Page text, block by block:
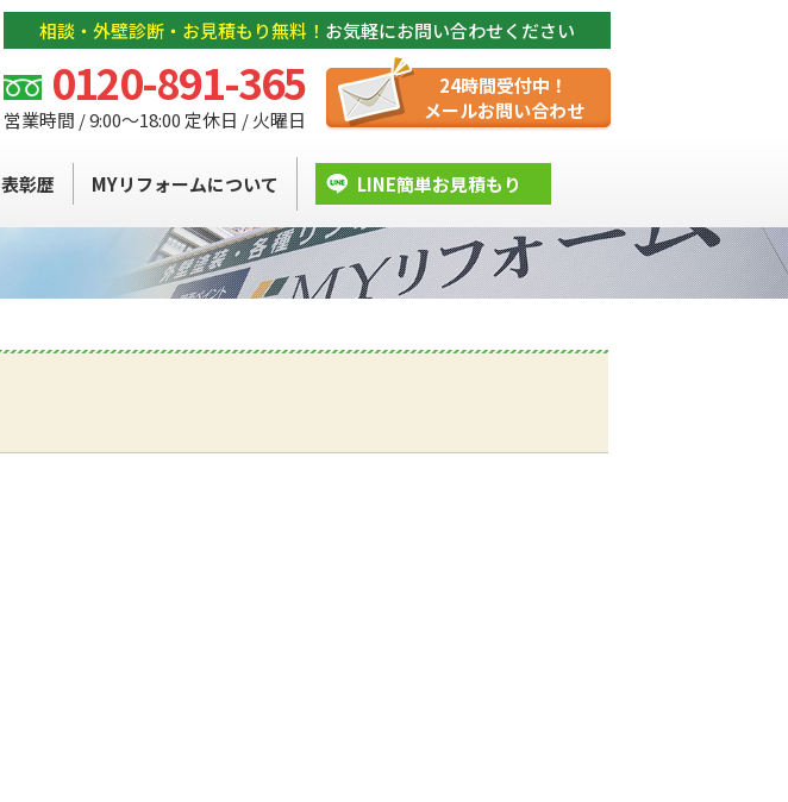
相談・外壁診断・お見積もり無料！ お気軽にお問い合わせください
0120-891-365
営業時間 / 9:00～18:00 定休日 / 火曜日
24時間受付中！
メールお問い合わせ
表彰歴 MYリフォームについて LINE簡単お見積もり